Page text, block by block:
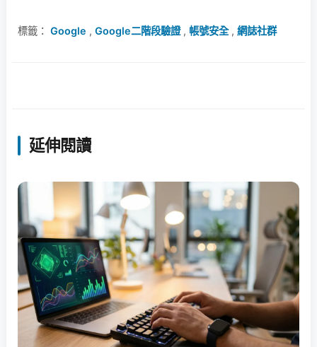
標籤： Google , Google二階段驗證, 帳號安全, 網誌社群
延伸閱讀